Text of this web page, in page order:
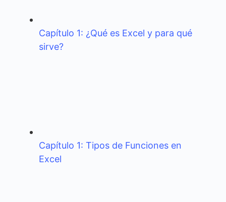
Capítulo 1: ¿Qué es Excel y para qué
sirve?
Capítulo 1: Tipos de Funciones en
Excel